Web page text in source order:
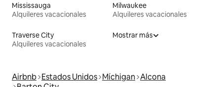
Mississauga
Alquileres vacacionales
Milwaukee
Alquileres vacacionales
Traverse City
Alquileres vacacionales
Mostrar más
Airbnb Estados Unidos Míchigan Alcona